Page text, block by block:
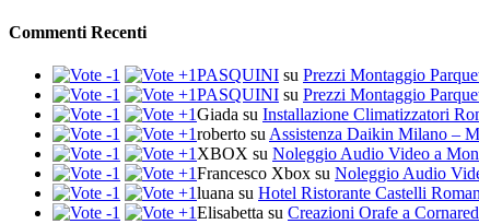
Commenti Recenti
PASQUINI su Prezzi Montaggio
PASQUINI su Prezzi Montaggio
Giada su Installazione Climatizzatori
roberto suAssistenza Daikin Milano –
XBOX su Noleggio Audio Video a
Francesco Xbox su Noleggio Audio
luana su Hotel Ristorante Castelli
Elisabetta su Creazioni Orafe a